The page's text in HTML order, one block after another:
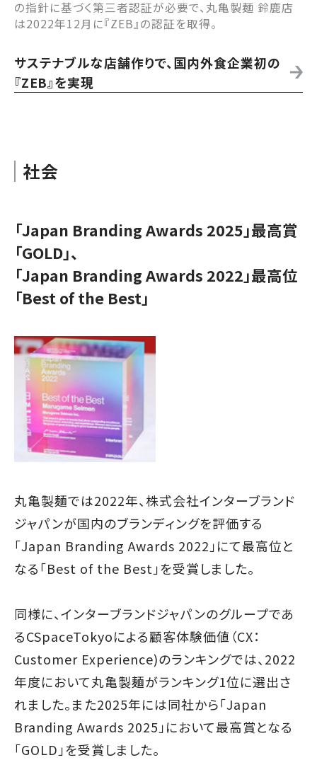
の指針に基づく第三者認証が必要で、丸亀製麺 鈴鹿店
は2022年12月に『ZEB』の認証を取得。
サステナブルな店舗作りで、国内外食企業初の
『ZEB』を実現
社会
「Japan Branding Awards 2025」最高賞
「GOLD」、
「Japan Branding Awards 2022」最高位
「Best of the Best」
丸亀製麺では2022年、株式会社インターブランド
ジャパンが国内のブランディングを評価する
「Japan Branding Awards 2022」にて最高位と
なる「Best of the Best」を受賞しました。
同様に、インターブランドジャパンのグループであ
るCSpaceTokyoによる顧客体験価値（CX：
Customer Experience)のランキングでは、2022
年度において丸亀製麺がランキング1位に選出さ
れました。また2025年には同社から「Japan
Branding Awards 2025」において最高賞となる
「GOLD」を受賞しました。